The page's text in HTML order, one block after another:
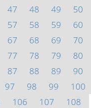
47 48 49
50
57 58 59
60
67 68 69
70
77 78 79
80
87 88 89
90
97 98 99
100
106 107
108